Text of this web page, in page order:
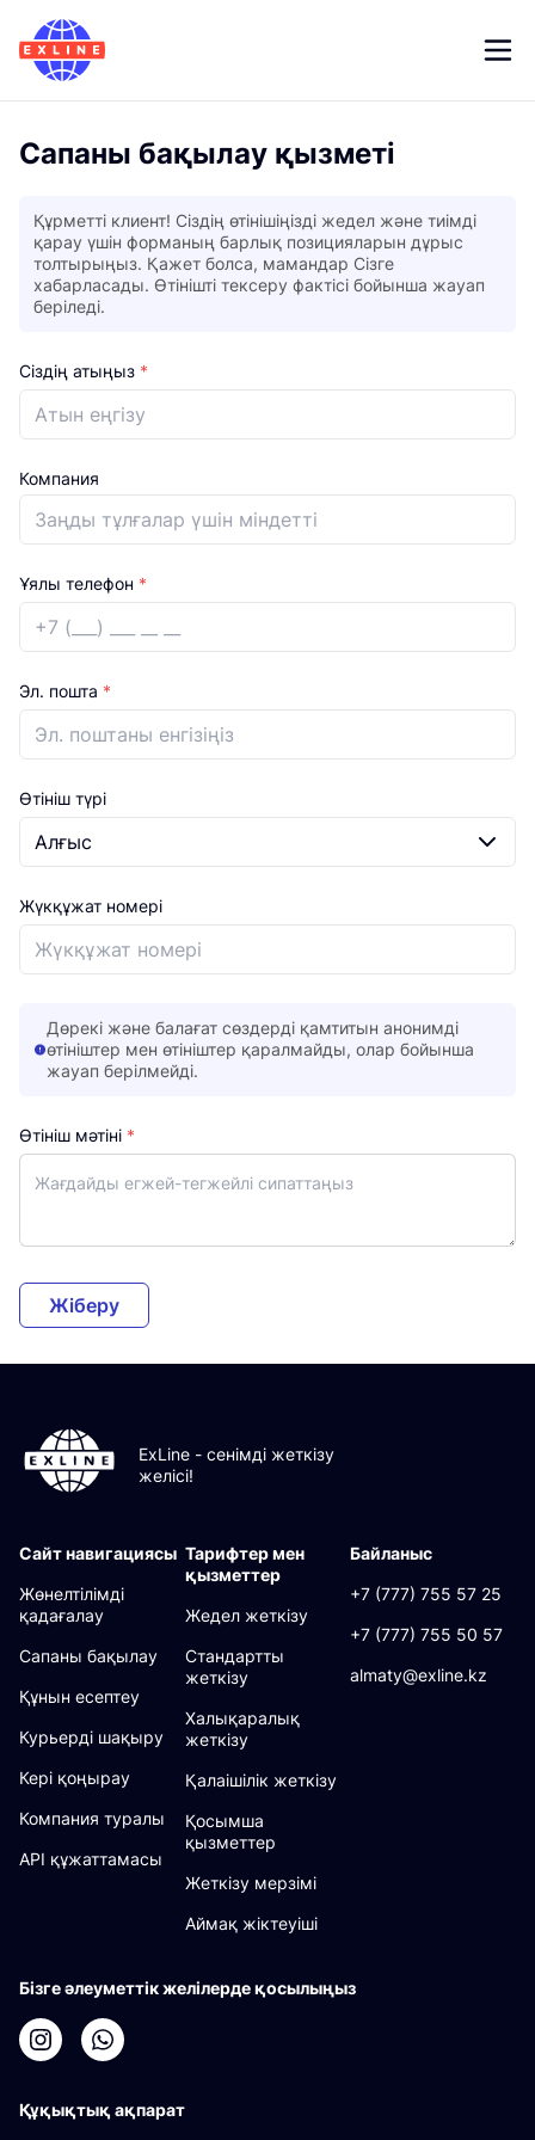
Сапаны бақылау қызметі
Сіздің атыңыз *
Компания
Ұялы телефон *
Эл. пошта *
Өтініш түрі
Жүкқұжат номері
Дөрекі және балағат сөздерді қамтитын анонимді
өтініштер мен өтініштер қаралмайды, олар бойынша
жауап берілмейді.
Өтініш мәтіні *
Жіберу
Құрметті клиент! Сіздің өтінішіңізді жедел және тиімді
қарау үшін форманың барлық позицияларын дұрыс
толтырыңыз. Қажет болса, мамандар Сізге
хабарласады. Өтінішті тексеру фактісі бойынша жауап
беріледі.
ExLine - сенімді жеткізу
желісі!
Сайт навигациясы
Жөнелтілімді
қадағалау
Сапаны бақылау
Құнын есептеу
Курьерді шақыру
Кері қоңырау
Компания туралы
API құжаттамасы
Тарифтер мен
қызметтер
Жедел жеткізу
Стандартты
жеткізу
Халықаралық
жеткізу
Қалаішілік жеткізу
Қосымша
қызметтер
Жеткізу мерзімі
Аймақ жіктеуіші
Байланыс
+7 (777) 755 57 25
+7 (777) 755 50 57
almaty@exline.kz
Бізге әлеуметтік желілерде қосылыңыз
Құқықтық ақпарат